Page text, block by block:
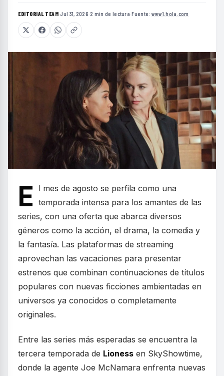
EDITORIAL TEAM·Jul 31, 2026·2 min de lectura·Fuente: www1.hola.com
E
l mes de agosto se perfila como una
temporada intensa para los amantes de las
series, con una oferta que abarca diversos
géneros como la acción, el drama, la comedia y
la fantasía. Las plataformas de streaming
aprovechan las vacaciones para presentar
estrenos que combinan continuaciones de títulos
populares con nuevas ficciones ambientadas en
universos ya conocidos o completamente
originales.
Entre las series más esperadas se encuentra la
tercera temporada de Lioness en SkyShowtime,
donde la agente Joe McNamara enfrenta nuevas